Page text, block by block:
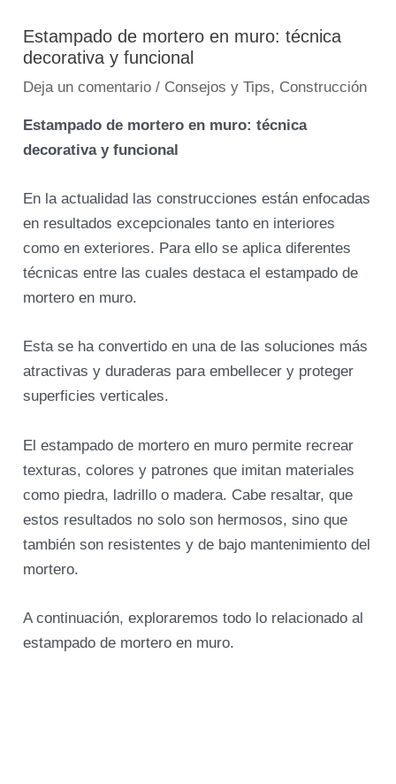
Estampado de mortero en muro: técnica
decorativa y funcional
Deja un comentario / Consejos y Tips, Construcción
Estampado de mortero en muro: técnica
decorativa y funcional
En la actualidad las construcciones están enfocadas
en resultados excepcionales tanto en interiores
como en exteriores. Para ello se aplica diferentes
técnicas entre las cuales destaca el estampado de
mortero en muro.
Esta se ha convertido en una de las soluciones más
atractivas y duraderas para embellecer y proteger
superficies verticales.
El estampado de mortero en muro permite recrear
texturas, colores y patrones que imitan materiales
como piedra, ladrillo o madera. Cabe resaltar, que
estos resultados no solo son hermosos, sino que
también son resistentes y de bajo mantenimiento del
mortero.
A continuación, exploraremos todo lo relacionado al
estampado de mortero en muro.